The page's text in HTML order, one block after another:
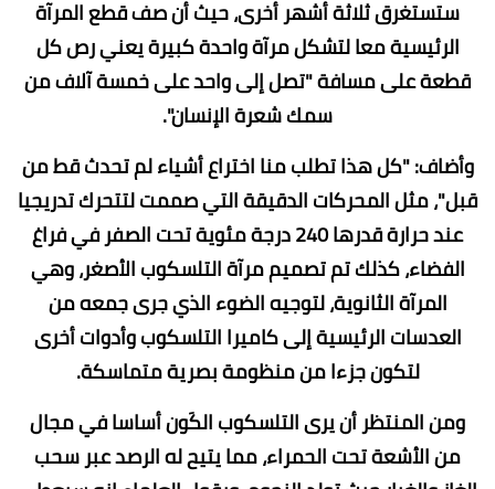
ستستغرق ثلاثة أشهر أخرى، حيث أن صف قطع المرآة
الرئيسية معا لتشكل مرآة واحدة كبيرة يعني رص كل
قطعة على مسافة "تصل إلى واحد على خمسة آلاف من
سمك شعرة الإنسان".
وأضاف: "كل هذا تطلب منا اختراع أشياء لم تحدث قط من
قبل"، مثل المحركات الدقيقة التي صممت لتتحرك تدريجيا
عند حرارة قدرها 240 درجة مئوية تحت الصفر في فراغ
الفضاء، كذلك تم تصميم مرآة التلسكوب الأصغر، وهي
المرآة الثانوية، لتوجيه الضوء الذي جرى جمعه من
العدسات الرئيسية إلى كاميرا التلسكوب وأدوات أخرى
لتكون جزءا من منظومة بصرية متماسكة.
ومن المنتظر أن يرى التلسكوب الكَون أساسا في مجال
من الأشعة تحت الحمراء، مما يتيح له الرصد عبر سحب